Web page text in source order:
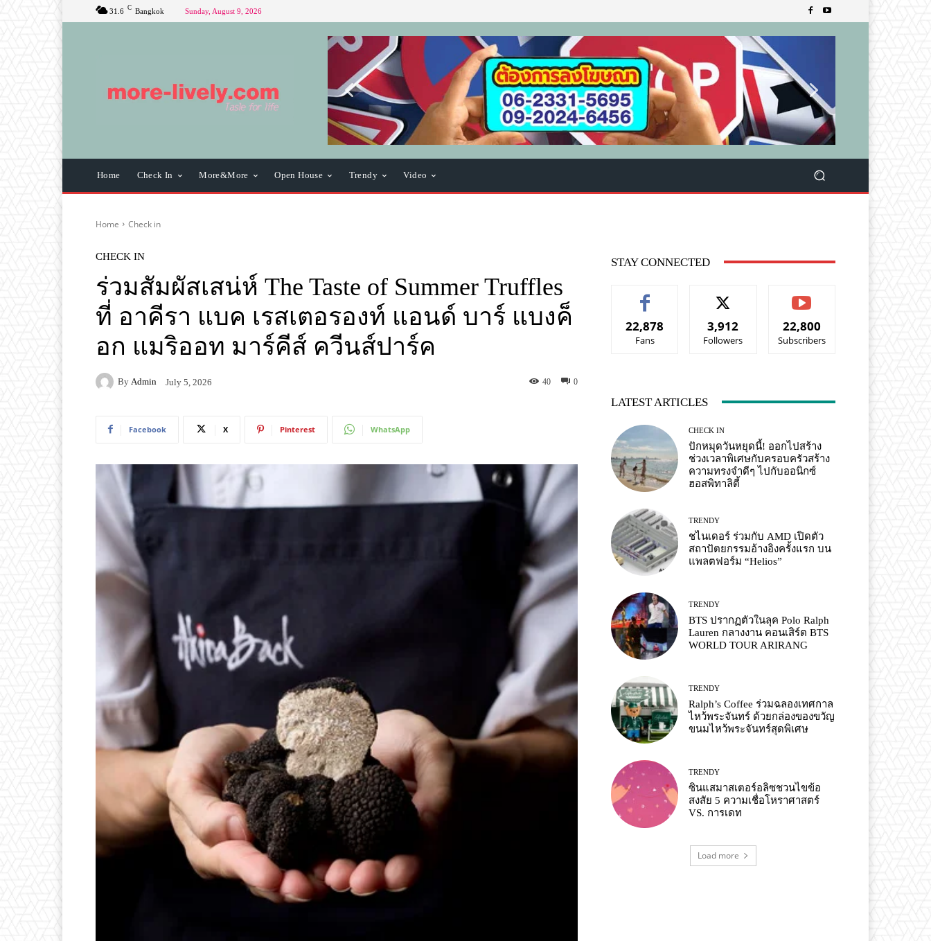
31.6 C Bangkok Sunday, August 9, 2026
Home Check In More&More Open House Trendy Video
Home Check in
CHECK IN
ร่วมสัมผัสเสน่ห์ The Taste of Summer Truffles
ที่ อาคีรา แบค เรสเตอรองท์ แอนด์ บาร์ แบงค็
อก แมริออท มาร์คีส์ ควีนส์ปาร์ค
By Admin July 5, 2026 0
40
Facebook X Pinterest WhatsApp
STAY CONNECTED
22,878
Fans
3,912
Followers
22,800
Subscribers
LATEST ARTICLES
CHECK IN
ปักหมุดวันหยุดนี้! ออกไปสร้าง
ช่วงเวลาพิเศษกับครอบครัวสร้าง
ความทรงจำดีๆ ไปกับออนิกซ์
ฮอสพิทาลิตี้
TRENDY
ชไนเดอร์ ร่วมกับ AMD เปิดตัว
สถาปัตยกรรมอ้างอิงครั้งแรก บน
แพลตฟอร์ม “Helios”
TRENDY
BTS ปรากฏตัวในลุค Polo Ralph
Lauren กลางงาน คอนเสิร์ต BTS
WORLD TOUR ARIRANG
TRENDY
Ralph’s Coffee ร่วมฉลองเทศกาล
ไหว้พระจันทร์ ด้วยกล่องของขวัญ
ขนมไหว้พระจันทร์สุดพิเศษ
TRENDY
ซินแสมาสเตอร์อลิซชวนไขข้อ
สงสัย 5 ความเชื่อโหราศาสตร์
VS. การเดท
Load more